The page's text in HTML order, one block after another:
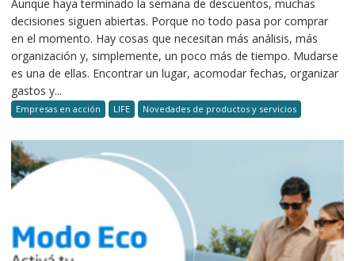
Aunque haya terminado la semana de descuentos, muchas
decisiones siguen abiertas. Porque no todo pasa por comprar
en el momento. Hay cosas que necesitan más análisis, más
organización y, simplemente, un poco más de tiempo. Mudarse
es una de ellas. Encontrar un lugar, acomodar fechas, organizar
gastos y...
Empresas en acción LIFE Novedades de productos y servicios